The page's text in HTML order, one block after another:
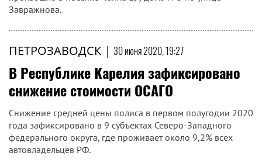
Завражнова.
ПЕТРОЗАВОДСК | 30 июня 2020, 19:27
В Республике Карелия зафиксировано
снижение стоимости ОСАГО
Снижение средней цены полиса в первом полугодии 2020
года зафиксировано в 9 субъектах Северо-Западного
федерального округа, где проживает около 9,2% всех
автовладельцев РФ.